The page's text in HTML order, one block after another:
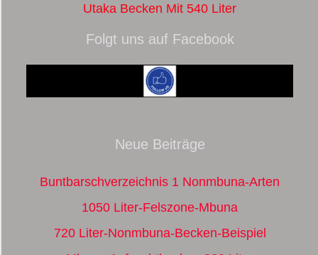
Utaka Becken Mit 540 Liter
Folgt uns auf Facebook
Neue Beiträge
Buntbarschverzeichnis 1 Nonmbuna-Arten
1050 Liter-Felszone-Mbuna
720 Liter-Nonmbuna-Becken-Beispiel